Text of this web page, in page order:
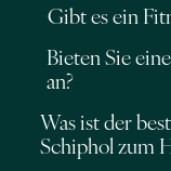
Gibt es ein
Bieten Sie
an?
Was ist der
Schiphol zum